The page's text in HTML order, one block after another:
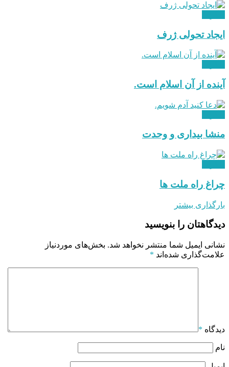
ایجاد تحولی ژرف
آینده از آن اسلام است.
منشا بیداری و وحدت
چراغ راه ملت ها
بارگذاری بیشتر
دیدگاهتان را بنویسید
نشانی ایمیل شما منتشر نخواهد شد. بخش‌های موردنیاز
علامت‌گذاری شده‌اند *
دیدگاه *
نام